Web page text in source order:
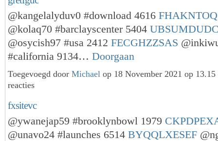
@kangelalyduv0 #download 4616
@kolaq70 #barclayscenter 5404
@osycish97 #usa 2412 FECGHZZSAS
#california 9134… Doorgaan
Toegevoegd door Michael op 18 November 2021 op
reacties
fxsitevc
@ywanejap59 #brooklynbowl 1979
@unavo24 #launches 6514 BYQQLXESEF